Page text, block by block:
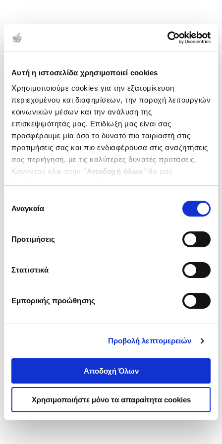
Αυτή η ιστοσελίδα χρησιμοποιεί cookies
Χρησιμοποιούμε cookies για την εξατομίκευση
περιεχομένου και διαφημίσεων, την παροχή λειτουργιών
κοινωνικών μέσων και την ανάλυση της
επισκεψιμότητάς μας. Επιδίωξη μας είναι σας
προσφέρουμε μία όσο το δυνατό πιο ταιριαστή στις
προτιμήσεις σας και πιο ενδιαφέρουσα στις αναζητήσεις
σας περιήγηση, με τις καλύτερες δυνατές προτάσεις.
Κάνοντας κλικ στην ‘’Αποδοχή όλων’’ θα μας
ενδιαφέρουν και να επιλέξετε από τα παρακάτω με την
΄΄και να ενημερωθείτε σχετικά με
συγκατάθεσης
Αναγκαία
Προτιμήσεις
Στατιστικά
Εμπορικής προώθησης
Προβολή λεπτομερειών
Αποδοχή Όλων
Χρησιμοποιήστε μόνο τα απαραίτητα cookies